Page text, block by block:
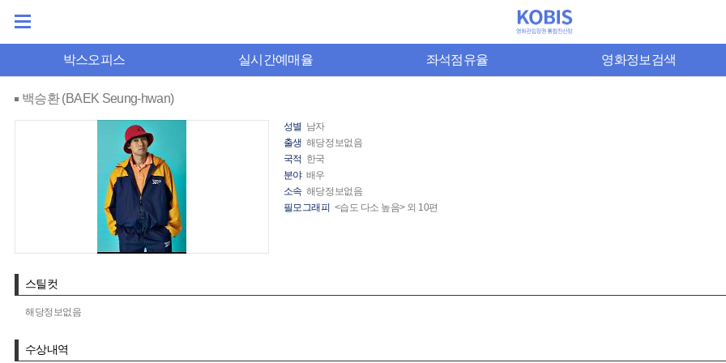
박스오피스 실시간예매율 좌석점유율 영화정보검색
백승환 (BAEK Seung-hwan)
성별 남자
출생 해당정보없음
국적 한국
분야 배우
소속 해당정보없음
필모그래피 <습도 다소 높음> 외 10편
스틸컷
해당정보없음
수상내역